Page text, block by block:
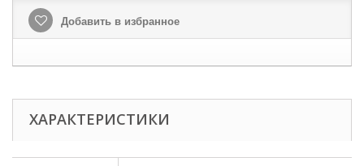
Добавить в избранное
ХАРАКТЕРИСТИКИ